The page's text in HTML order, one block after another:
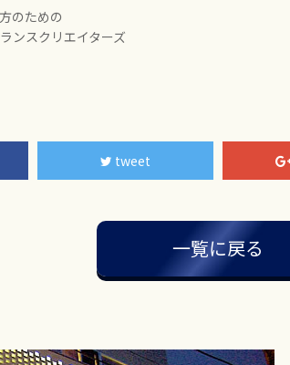
のための
ンスクリエイターズ
tweet
一覧に戻る